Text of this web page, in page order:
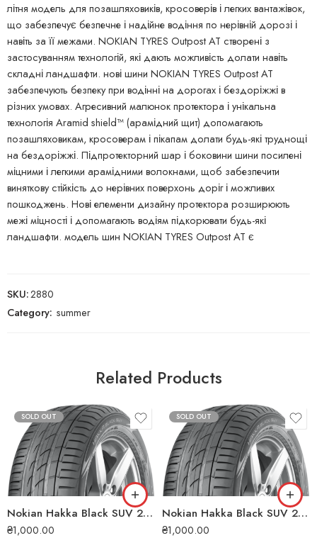
літня модель для позашляховиків, кросоверів і легких вантажівок,
що забезпечує безпечне і надійне водіння по нерівній дорозі і
навіть за її межами. NOKIAN TYRES Outpost AT створені з
застосуванням технологій, які дають можливість долати навіть
складні ландшафти. нові шини NOKIAN TYRES Outpost AT
забезпечують безпеку при водінні на дорогах і бездоріжжі в
різних умовах. Агресивний малюнок протектора і унікальна
технологія Aramid shield™ (арамідний щит) допомагають
позашляховикам, кросоверам і пікапам долати будь-які труднощі
на бездоріжжі. Підпротекторний шар і боковини шини посилені
міцними і легкими арамідними волокнами, щоб забезпечити
виняткову стійкість до нерівних поверхонь доріг і можливих
пошкоджень. Нові елементи дизайну протектора розширюють
межі міцності і допомагають водіям підкорювати будь-які
ландшафти. модель шин NOKIAN TYRES Outpost AT є
SKU:2880
Category: summer
Related Products
SOLD OUT
Nokian Hakka Black SUV 285/45 R19 111W XL літня шина
₴1,000.00
SOLD OUT
Nokian Hakka Black SUV 255/55 R19 111W XL літня шина
₴1,000.00